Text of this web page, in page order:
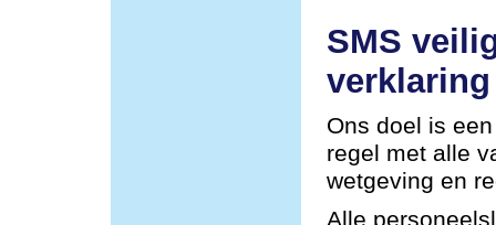
SMS
verklaring
Ons doel is
regel met alle
wetgeving en
Alle